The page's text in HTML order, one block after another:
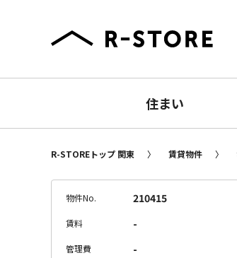
住まい
R-STOREトップ 関東 賃貸物件
物件No. 210415
賃料 -
管理費 -